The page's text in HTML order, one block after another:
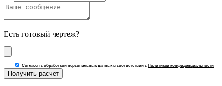
Есть готовый чертеж?
Согласен с обработкой персональных данных в соответствии с Политикой конфиденциальности